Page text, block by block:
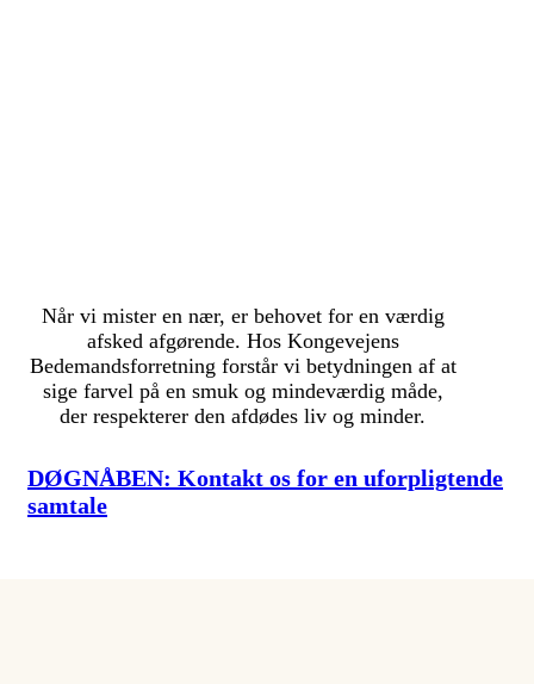
Når vi mister en nær, er behovet for en værdig
afsked afgørende. Hos Kongevejens
Bedemandsforretning forstår vi betydningen af at
sige farvel på en smuk og mindeværdig måde,
der respekterer den afdødes liv og minder.
DØGNÅBEN: Kontakt os for en uforpligtende
samtale